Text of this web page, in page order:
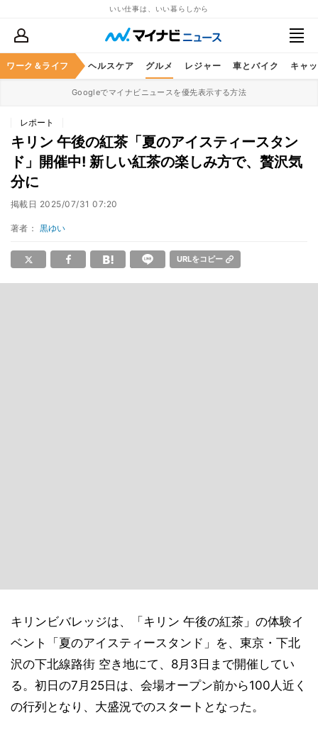
いい仕事は、いい暮らしから
ワーク＆ライフ
マネー 暮らし ヘルスケア グルメ レジャー 車とバイク キャ
Googleでマイナビニュースを優先表示する方法
レポート
キリン 午後の紅茶「夏のアイスティースタン
ド」開催中! 新しい紅茶の楽しみ方で、贅沢気
分に
掲載日 2025/07/31 07:20
著者： 黒ゆい
URLをコピー
キリンビバレッジは、「キリン 午後の紅茶」の体験イ
ベント「夏のアイスティースタンド」を、東京・下北
沢の下北線路街 空き地にて、8月3日まで開催してい
る。初日の7月25日は、会場オープン前から100人近く
の行列となり、大盛況でのスタートとなった。